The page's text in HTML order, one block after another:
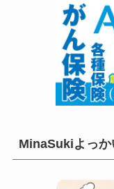
MinaSukiよっか